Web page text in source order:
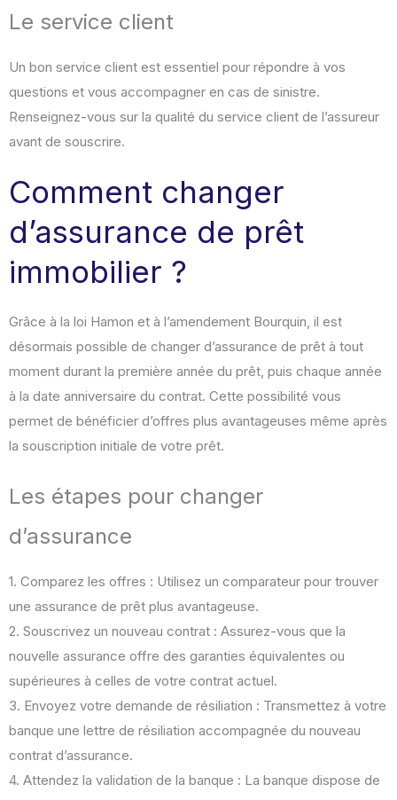
Le service client
Un bon service client est essentiel pour répondre à vos
questions et vous accompagner en cas de sinistre.
Renseignez-vous sur la qualité du service client de l’assureur
avant de souscrire.
Comment changer
d’assurance de prêt
immobilier ?
Grâce à la loi Hamon et à l’amendement Bourquin, il est
désormais possible de changer d’assurance de prêt à tout
moment durant la première année du prêt, puis chaque année
à la date anniversaire du contrat. Cette possibilité vous
permet de bénéficier d’offres plus avantageuses même après
la souscription initiale de votre prêt.
Les étapes pour changer
d’assurance
1. Comparez les offres : Utilisez un comparateur pour trouver
une assurance de prêt plus avantageuse.
2. Souscrivez un nouveau contrat : Assurez-vous que la
nouvelle assurance offre des garanties équivalentes ou
supérieures à celles de votre contrat actuel.
3. Envoyez votre demande de résiliation : Transmettez à votre
banque une lettre de résiliation accompagnée du nouveau
contrat d’assurance.
4. Attendez la validation de la banque : La banque dispose de